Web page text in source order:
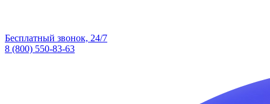
Бесплатный звонок, 24/7
8 (800) 550-83-63